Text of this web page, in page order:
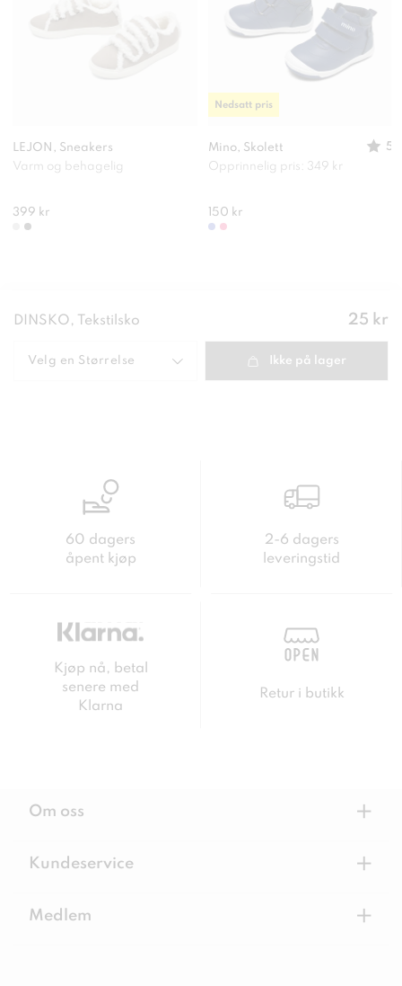
LEJON, Sneakers
Varm og behagelig
399 kr
Mino, Skolett
5
Opprinnelig pris: 349 kr
150 kr
Nedsatt pris
DINSKO, Tekstilsko Pris:
25 kr
Velg en Størrelse Ikke på lager
60 dagers
åpent kjøp
2-6 dagers
leveringstid
Kjøp nå, betal
senere med
Klarna
Retur i butikk
Om oss +
Kundeservice +
Medlem +